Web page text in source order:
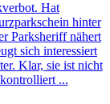
Hat
hinter
Parksheriff nähert
sich interessiert
Klar, sie ist nicht
...